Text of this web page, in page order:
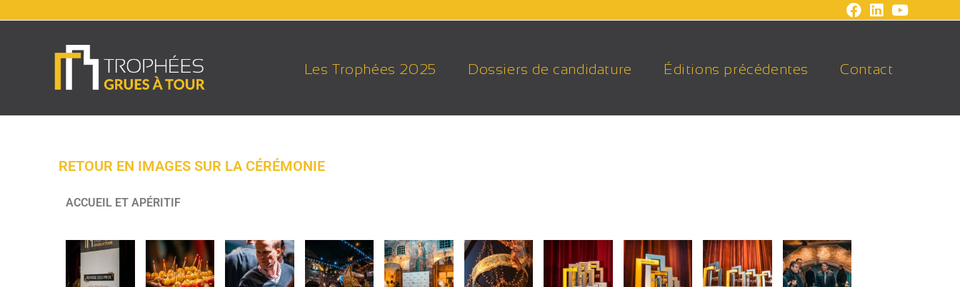
Les Trophées 2025 Dossiers de candidature Éditions précédentes Contact
RETOUR EN IMAGES SUR LA CÉRÉMONIE
ACCUEIL ET APÉRITIF